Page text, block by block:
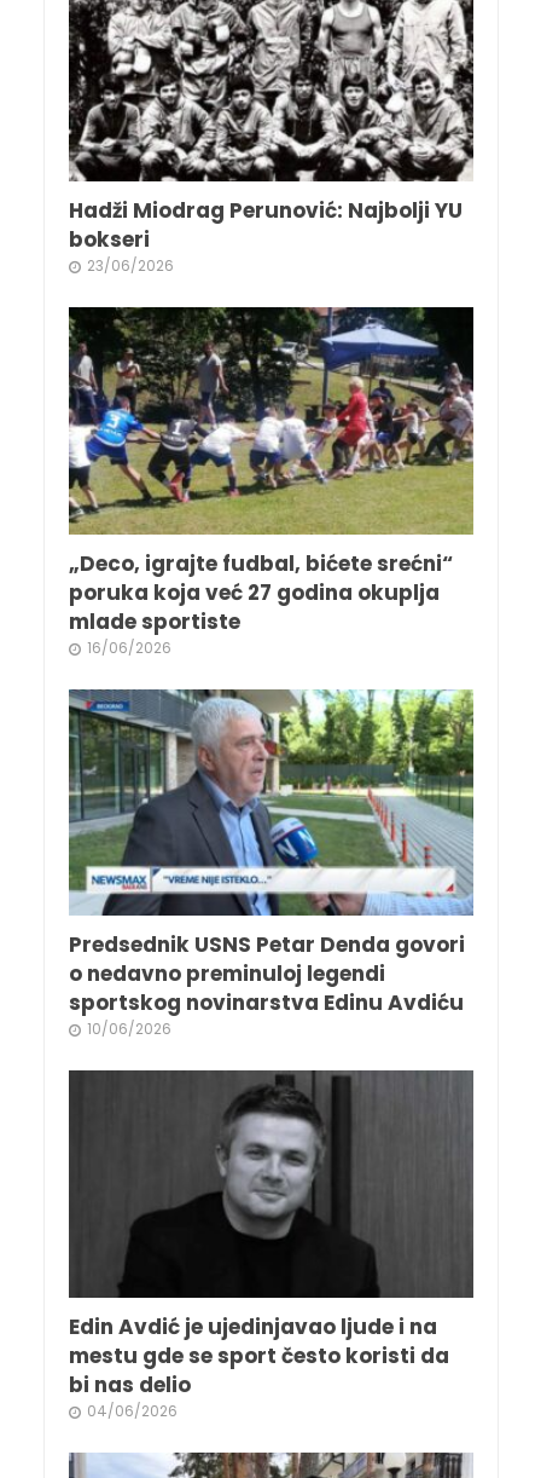
Hadži Miodrag Perunović: Najbolji YU
bokseri
23/06/2026
„Deco, igrajte fudbal, bićete srećni“
poruka koja već 27 godina okuplja
mlade sportiste
16/06/2026
Predsednik USNS Petar Denda govori
o nedavno preminuloj legendi
sportskog novinarstva Edinu Avdiću
10/06/2026
Edin Avdić je ujedinjavao ljude i na
mestu gde se sport često koristi da
bi nas delio
04/06/2026